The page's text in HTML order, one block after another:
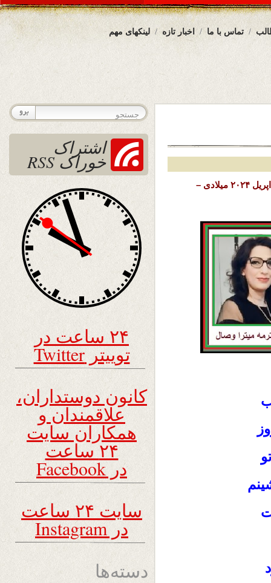
لینکهای مهم اخبار تازه تماس با ما
تاریخ نشر: چهارشنبه ۱۵ حمل (فروردین) ۱۴۰۳ خورشیدی – ۳ اپریل ۲۰۲۴ میلادی –
اشتراک
خوراک RSS
۲۴ ساعت در
توییتر Twitter
کانون دوستداران،
علاقمندان و
همکاران سایت
۲۴ ساعت
در Facebook
سایت ۲۴ ساعت
در Instagram
دسته‌ها